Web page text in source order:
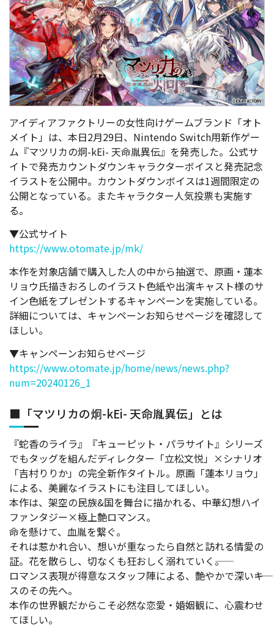
アイディアファクトリーの女性向けゲームブランド「オト
メイト」は、本日2月29日、Nintendo Switch用新作ゲー
ム『マツリカの炯-kEi- 天命胤異伝』を発売した。公式サ
イトで発売カウントダウンキャラクターボイスと発売記念
イラストを公開中。カウントダウンボイスは1週間限定の
公開となっている。またキャラクター人気投票も実施す
る。
▼公式サイト
https://www.otomate.jp/mk/
本作を対象店舗で購入した人の中から抽選で、原画・蓮本
リョウ氏描きおろしのイラスト色紙や出演キャスト様のサ
イン色紙をプレゼントするキャンペーンを実施している。
詳細については、キャンペーンお知らせページを確認して
ほしい。
▼キャンペーンお知らせページ
https://www.otomate.jp/home/news/news.php?
num=20240126_1
■「マツリカの炯-kEi- 天命胤異伝」とは
『蛇香のライラ』『キューピット・パラサイト』シリーズ
でもタッグを組んだディレクター「立松文悦」×シナリオ
「吉村りりか」の完全新作タイトル。原画「蓮本リョウ」
による、美麗なイラストにも注目してほしい。
本作は、架空の民族&国を舞台に描かれる、中華幻想ハイ
ファンタジー×極上艶ロマンス。
命を懸けて、血胤を繋ぐ。
それは惹かれ合い、想いが重なったら自然と訪れる情愛の
証。花を散らし、切なくも狂おしく溺れていく――。
ロマンス表現が得意なスタッフ陣による、艶やかで深い――キ
スのその先へ。
本作の世界観だからこそ必然な恋愛・婚姻観に、心震わせ
てほしい。